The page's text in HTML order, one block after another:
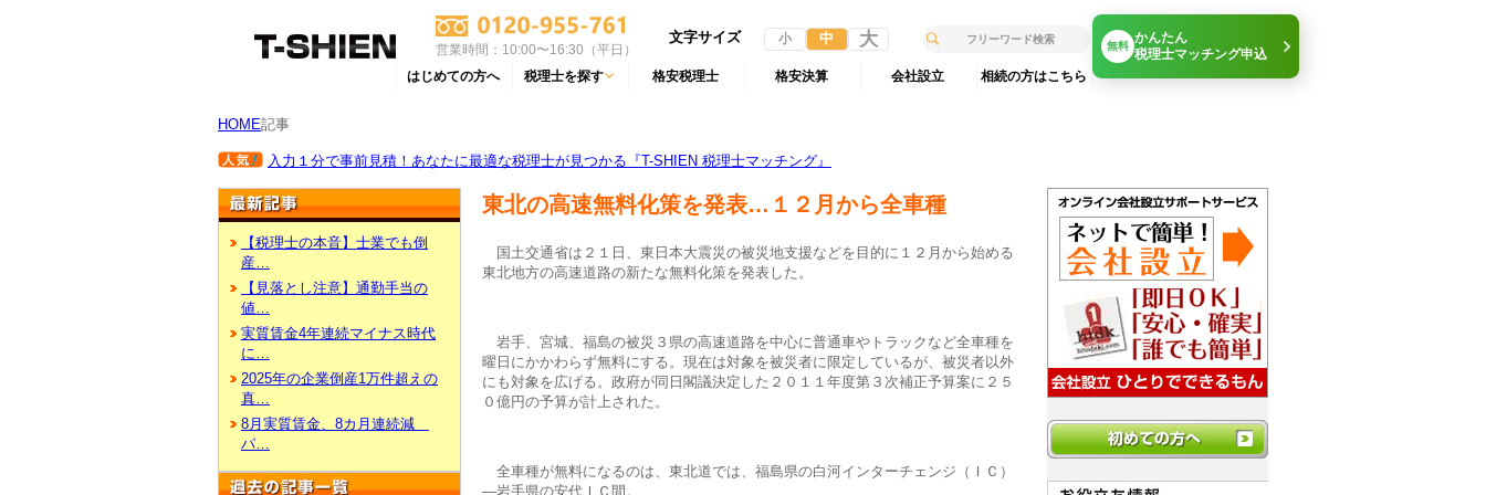
営業時間：10:00〜16:30（平日）
文字サイズ 小 中 大
はじめての方へ 税理士を探す 格安税理士 格安決算 会社設立 相続の方はこちら
無料
かんたん
税理士マッチング申込
HOME記事
入力１分で事前見積！あなたに最適な税理士が見つかる『T-SHIEN 税理士マッチング』
【税理士の本音】士業でも倒
産…
【見落とし注意】通勤手当の
値…
実質賃金4年連続マイナス時代
に…
2025年の企業倒産1万件超えの
真…
8月実質賃金、8カ月連続減
パ…
東北の高速無料化策を発表…１２月から全車種
国土交通省は２１日、東日本大震災の被災地支援などを目的に１２月から始める
東北地方の高速道路の新たな無料化策を発表した。
岩手、宮城、福島の被災３県の高速道路を中心に普通車やトラックなど全車種を
曜日にかかわらず無料にする。現在は対象を被災者に限定しているが、被災者以外
にも対象を広げる。政府が同日閣議決定した２０１１年度第３次補正予算案に２５
０億円の予算が計上された。
全車種が無料になるのは、東北道では、福島県の白河インターチェンジ（ＩＣ）
―岩手県の安代ＩＣ間。